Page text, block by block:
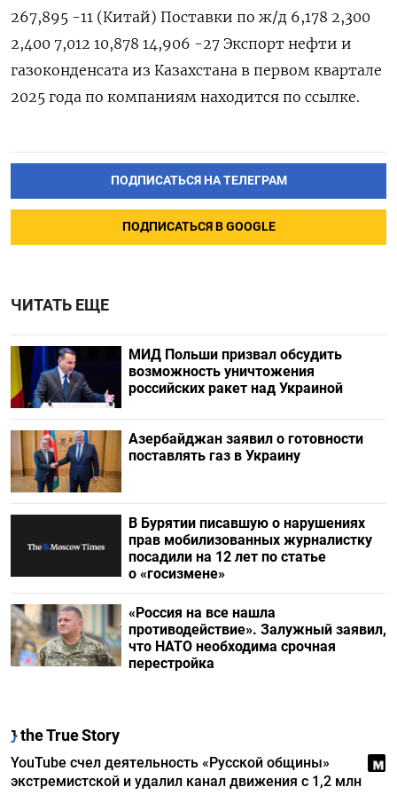
267,895 -11 (Китай) Поставки по ж/д 6,178 2,300
2,400 7,012 10,878 14,906 -27 Экспорт нефти и
газоконденсата из Казахстана в первом квартале
2025 года по компаниям находится по ссылке.
ПОДПИСАТЬСЯ НА ТЕЛЕГРАМ
ПОДПИСАТЬСЯ В GOOGLE
ЧИТАТЬ ЕЩЕ
МИД Польши призвал обсудить
возможность уничтожения
российских ракет над Украиной
Азербайджан заявил о готовности
поставлять газ в Украину
В Бурятии писавшую о нарушениях
прав мобилизованных журналистку
посадили на 12 лет по статье
о «госизмене»
«Россия на все нашла
противодействие». Залужный заявил,
что НАТО необходима срочная
перестройка